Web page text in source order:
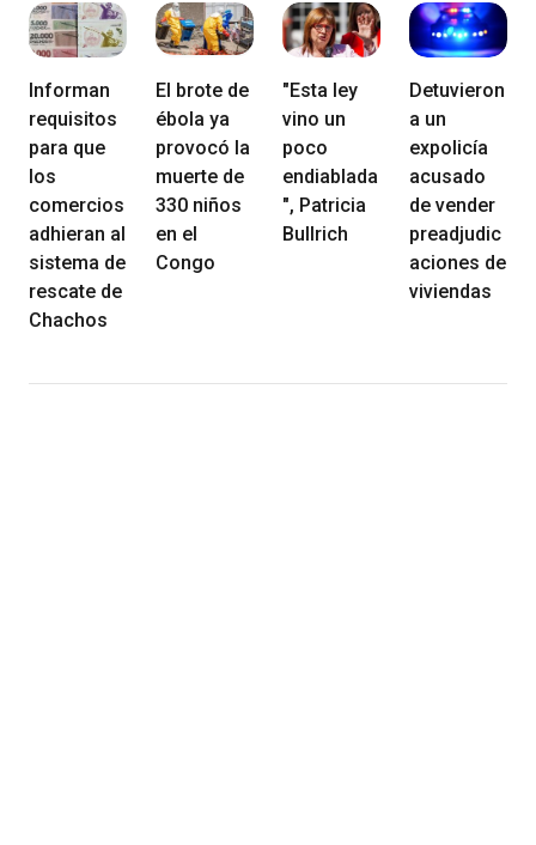
Informan
requisitos
para que
los
comercios
adhieran al
sistema de
rescate de
Chachos
El brote de
ébola ya
provocó la
muerte de
330 niños
en el
Congo
"Esta ley
vino un
poco
endiablada
", Patricia
Bullrich
Detuvieron
a un
expolicía
acusado
de vender
preadjudic
aciones de
viviendas